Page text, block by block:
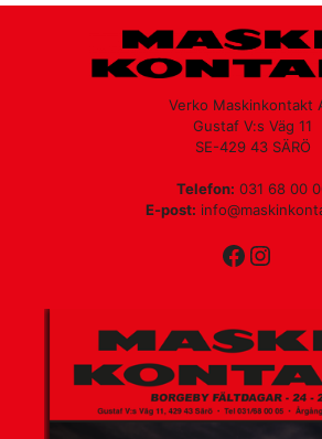
Verko Maskinkontakt
Gustaf V:s Väg 11
SE-429 43 SÄRÖ
Telefon: 031 68 00
E-post: